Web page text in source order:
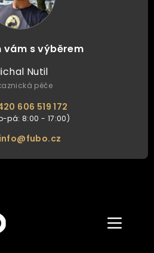
vám s výběrem
Nutil
péče
606 519 172
info@fubo.cz
Zobrazit/
menu